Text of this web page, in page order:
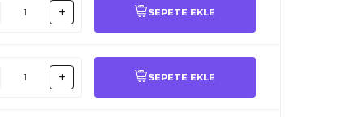
SEPETE EKLE
SEPETE EKLE